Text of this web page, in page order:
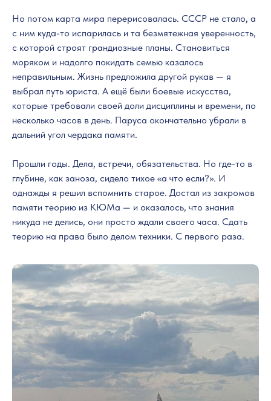
Но потом карта мира перерисовалась. СССР не стало, а
с ним куда-то испарилась и та безмятежная уверенность,
с которой строят грандиозные планы. Становиться
моряком и надолго покидать семью казалось
неправильным. Жизнь предложила другой рукав — я
выбрал путь юриста. А ещё были боевые искусства,
которые требовали своей доли дисциплины и времени, по
несколько часов в день. Паруса окончательно убрали в
дальний угол чердака памяти.
Прошли годы. Дела, встречи, обязательства. Но где-то в
глубине, как заноза, сидело тихое «а что если?». И
однажды я решил вспомнить старое. Достал из закромов
памяти теорию из КЮМа — и оказалось, что знания
никуда не делись, они просто ждали своего часа. Сдать
теорию на права было делом техники. С первого раза.